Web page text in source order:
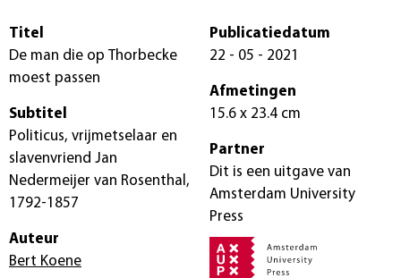
Titel
De man die op Thorbecke
moest passen
Subtitel
Politicus, vrijmetselaar en
slavenvriend Jan
Nedermeijer van Rosenthal,
1792-1857
Auteur
Bert Koene
Publicatiedatum
22 - 05 - 2021
Afmetingen
15.6 x 23.4 cm
Partner
Dit is een uitgave van
Amsterdam University
Press